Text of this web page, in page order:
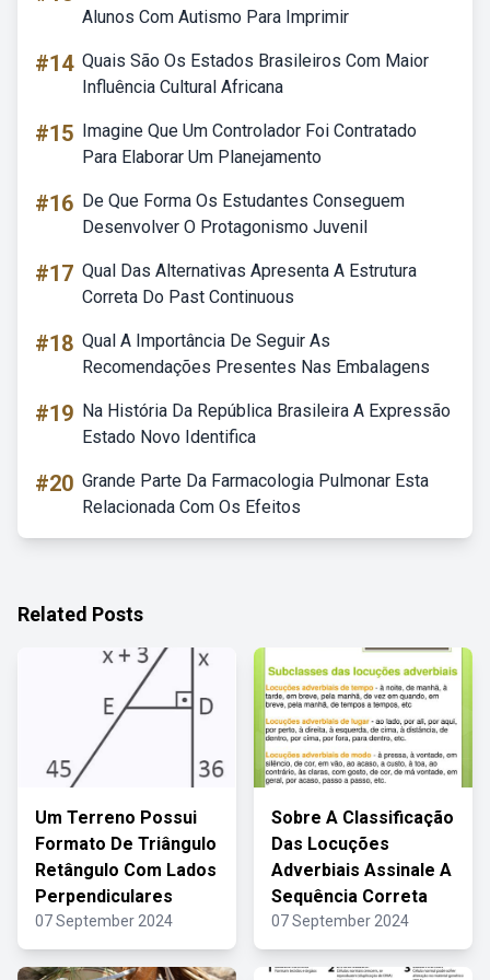
Alunos Com Autismo Para Imprimir
#14 Quais São Os Estados Brasileiros Com Maior
Influência Cultural Africana
#15 Imagine Que Um Controlador Foi Contratado
Para Elaborar Um Planejamento
#16 De Que Forma Os Estudantes Conseguem
Desenvolver O Protagonismo Juvenil
#17 Qual Das Alternativas Apresenta A Estrutura
Correta Do Past Continuous
#18 Qual A Importância De Seguir As
Recomendações Presentes Nas Embalagens
#19 Na História Da República Brasileira A Expressão
Estado Novo Identifica
#20 Grande Parte Da Farmacologia Pulmonar Esta
Relacionada Com Os Efeitos
Related Posts
Um Terreno Possui
Formato De Triângulo
Retângulo Com Lados
Perpendiculares
07 September 2024
Sobre A Classificação
Das Locuções
Adverbiais Assinale A
Sequência Correta
07 September 2024